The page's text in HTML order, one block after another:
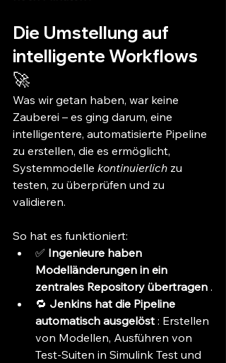
Die Umstellung auf
intelligente Workflows
🚀
Was wir getan haben, war keine
Zauberei – es ging darum, eine
intelligentere, automatisierte Pipeline
zu erstellen, die es ermöglicht,
Systemmodelle kontinuierlich zu
testen, zu überprüfen und zu
validieren.
So hat es funktioniert:
✅ Ingenieure haben
Modelländerungen in ein
zentrales Repository übertragen .
🔁 Jenkins hat die Pipeline
automatisch ausgelöst : Erstellen
von Modellen, Ausführen von
Test-Suiten in Simulink Test und